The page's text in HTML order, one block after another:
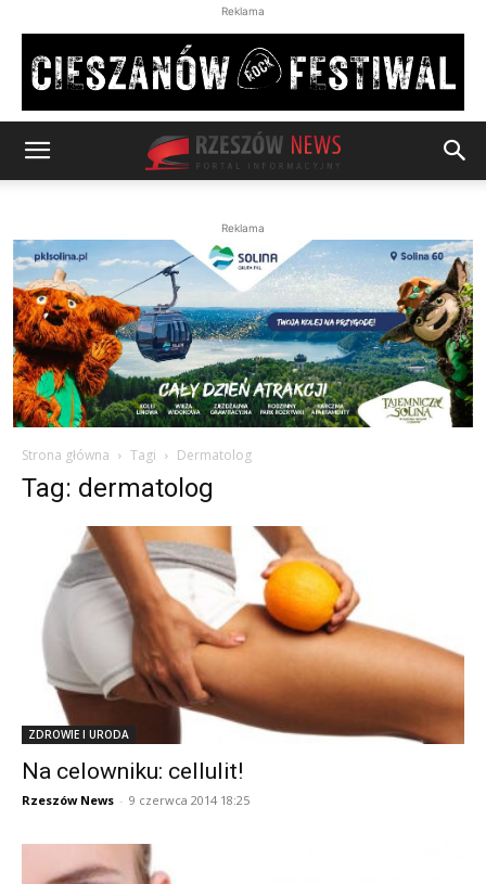
Reklama
Reklama
Strona główna Tagi Dermatolog
Tag: dermatolog
ZDROWIE I URODA
Na celowniku: cellulit!
Rzeszów News - 9 czerwca 2014 18:25